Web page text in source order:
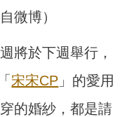
微博）
將於下週舉行，
宋宋CP 」的愛用
的婚紗，都是請